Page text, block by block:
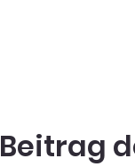
Beitrag